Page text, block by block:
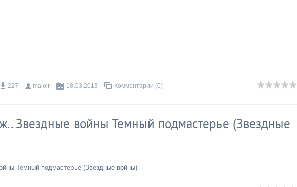
227 maloir 18.03.2013 Комментарии (0)
Звездные войны Темный подмастерье (Звездные
Темный подмастерье (Звездные войны)